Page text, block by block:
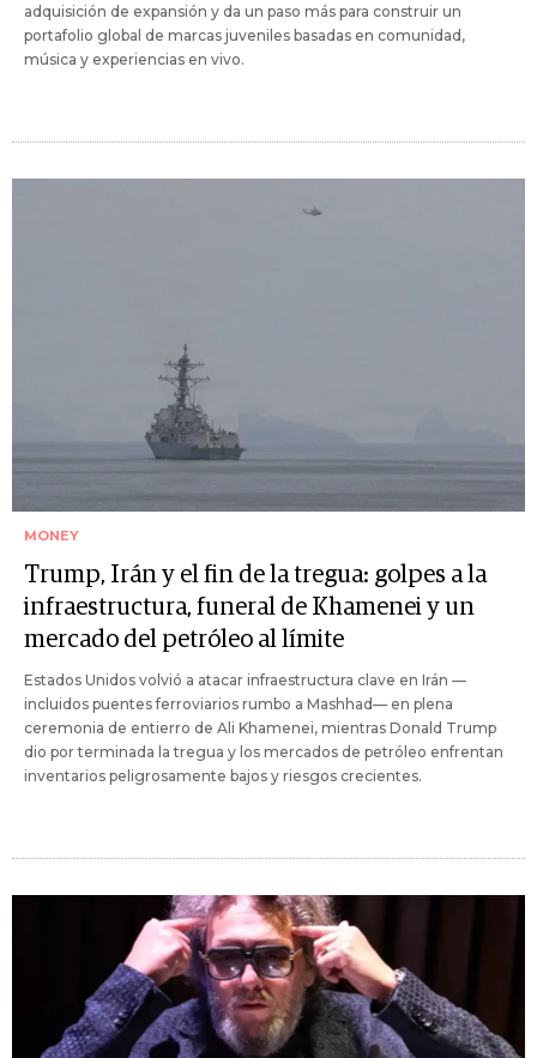
adquisición de expansión y da un paso más para construir un
portafolio global de marcas juveniles basadas en comunidad,
música y experiencias en vivo.
MONEY
Trump, Irán y el fin de la tregua: golpes a la
infraestructura, funeral de Khamenei y un
mercado del petróleo al límite
Estados Unidos volvió a atacar infraestructura clave en Irán —
incluidos puentes ferroviarios rumbo a Mashhad— en plena
ceremonia de entierro de Ali Khamenei, mientras Donald Trump
dio por terminada la tregua y los mercados de petróleo enfrentan
inventarios peligrosamente bajos y riesgos crecientes.